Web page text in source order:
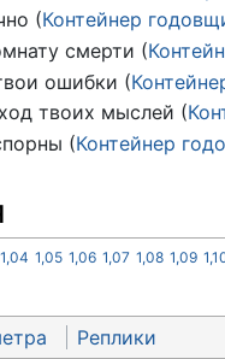
(Контейнер
смерти (
ошибки (
твоих мыслей (
(Контейнер
1,04 1,05 1,06 1,07 1,08 1,09
Реплики